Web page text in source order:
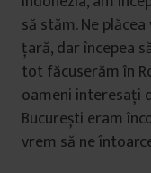
să stăm. Ne
țară, dar începea
tot făcuserăm în
oameni interesați
București eram
vrem să ne